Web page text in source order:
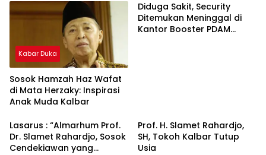
Kabar Duka
Sosok Hamzah Haz Wafat
di Mata Herzaky: Inspirasi
Anak Muda Kalbar
Diduga Sakit, Security
Ditemukan Meninggal di
Kantor Booster PDAM
Lasarus : “Almarhum Prof.
Dr. Slamet Rahardjo, Sosok
Cendekiawan yang
Prof. H. Slamet Rahardjo,
SH, Tokoh Kalbar Tutup
Usia